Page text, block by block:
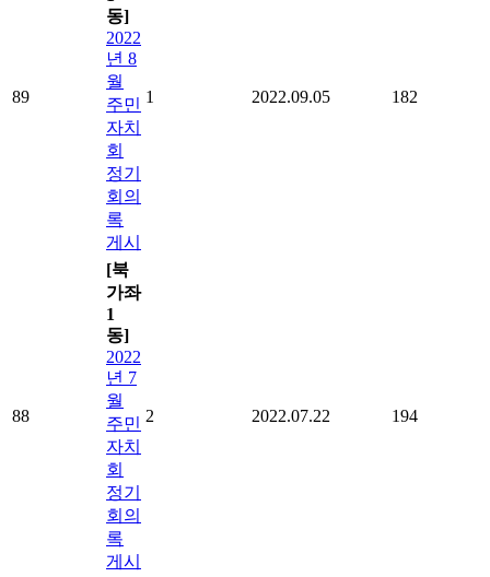
89
동]
2022
년 8
월
주민
자치
회
정기
회의
록
게시
1 2022.09.05 182
88
[북
가좌
1
동]
2022
년 7
월
주민
자치
회
정기
회의
록
게시
2 2022.07.22 194